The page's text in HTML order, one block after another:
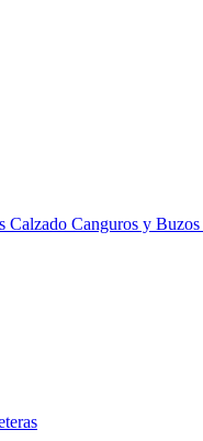
Calzado Canguros y Buzos